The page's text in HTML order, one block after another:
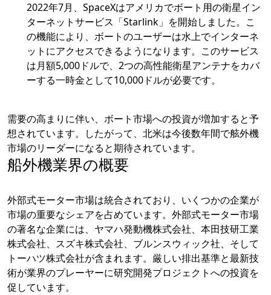
2022年7月、SpaceXはアメリカでボート用の衛星イン
ターネットサービス「Starlink」を開始しました。こ
の機能により、ボートのユーザーは水上でインターネ
ットにアクセスできるようになります。このサービス
は月額5,000ドルで、2つの高性能衛星アンテナをカバ
ーする一時金として10,000ドルが必要です。
需要の高まりに伴い、ボート市場への投資が増加すると予
想されています。したがって、北米は今後数年間で舷外機
市場のリーダーになると期待されています。
船外機業界の概要
外部式モーター市場は統合されており、いくつかの企業が
市場の重要なシェアを占めています。外部式モーター市場
の著名な企業には、ヤマハ発動機株式会社、本田技研工業
株式会社、スズキ株式会社、ブルンスウィック社、そして
トーハツ株式会社が含まれます。厳しい排出基準と最新技
術が業界のプレーヤーに研究開発プロジェクトへの投資を
促しています。